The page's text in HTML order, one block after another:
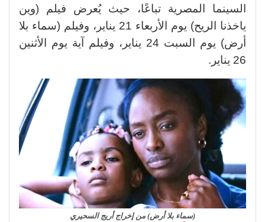
السينما المصرية تباعًا، حيث يُعرض فيلم (وين
ياخذنا الريح) يوم الأربعاء 21 يناير، وفيلم (سماء بلا
أرض) يوم السبت 24 يناير، وفيلم آية يوم الأثنين
26 يناير.
(سماء بلا أرض) من إخراج أريج السحيري